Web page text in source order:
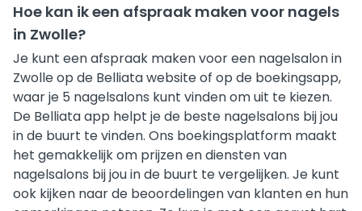
Hoe kan ik een afspraak maken voor nagels
in Zwolle?
Je kunt een afspraak maken voor een nagelsalon in
Zwolle op de Belliata website of op de boekingsapp,
waar je 5 nagelsalons kunt vinden om uit te kiezen.
De Belliata app helpt je de beste nagelsalons bij jou
in de buurt te vinden. Ons boekingsplatform maakt
het gemakkelijk om prijzen en diensten van
nagelsalons bij jou in de buurt te vergelijken. Je kunt
ook kijken naar de beoordelingen van klanten en hun